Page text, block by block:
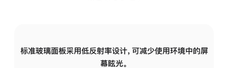
标准玻璃面板采用低反射率设计，可减少使用环境中的屏
幕眩光。